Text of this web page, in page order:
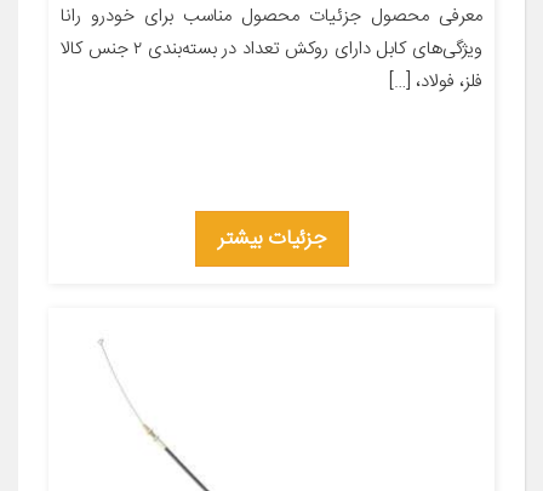
معرفی محصول جزئیات محصول مناسب برای خودرو رانا
ویژگی‌های کابل دارای روکش تعداد در بسته‌بندی ۲ جنس کالا
فلز، فولاد، […]
جزئیات بیشتر